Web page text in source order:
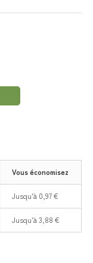
Vous économisez
Jusqu'à 0,97 €
Jusqu'à 3,88 €